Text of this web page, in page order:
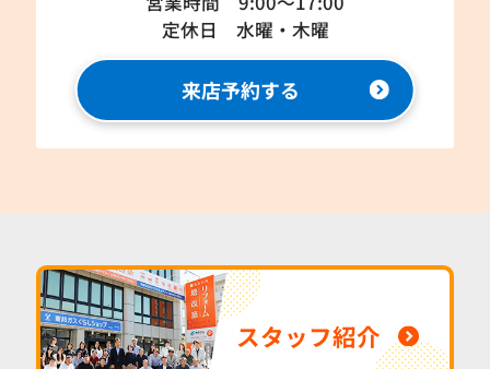
定休日 水曜・木曜
来店予約する
スタッフ紹介